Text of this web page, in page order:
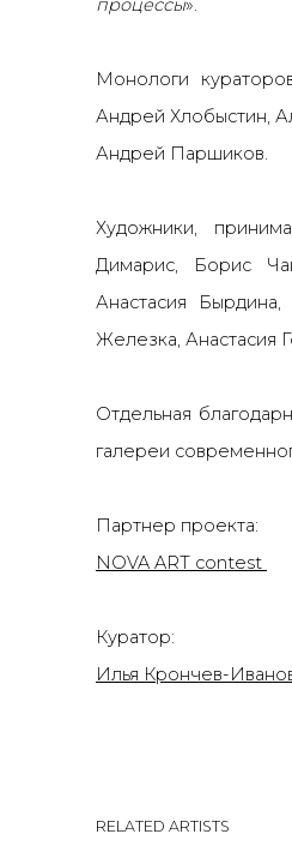
процессы».
Монологи
Андрей Хлобыстин,
Андрей Паршиков.
Художники,
Димарис, Борис
Анастасия
Железка, Анастасия
Отдельная
галереи
Партнер проекта:
NOVA ART contest
Куратор:
Илья Крончев-
RELATED ARTISTS